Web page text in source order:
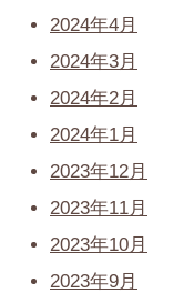
2024年4月
2024年3月
2024年2月
2024年1月
2023年12月
2023年11月
2023年10月
2023年9月